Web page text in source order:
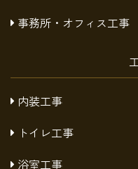
事務所・オフィス工事
内装工事
トイレ工事
浴室工事